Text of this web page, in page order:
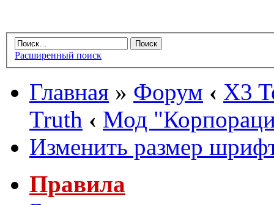
Расширенный поиск
Главная » Форум ‹ X3
Truth ‹ Мод
Изменить размер
Правила